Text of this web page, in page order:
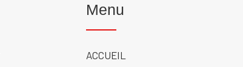
Menu
ACCUEIL